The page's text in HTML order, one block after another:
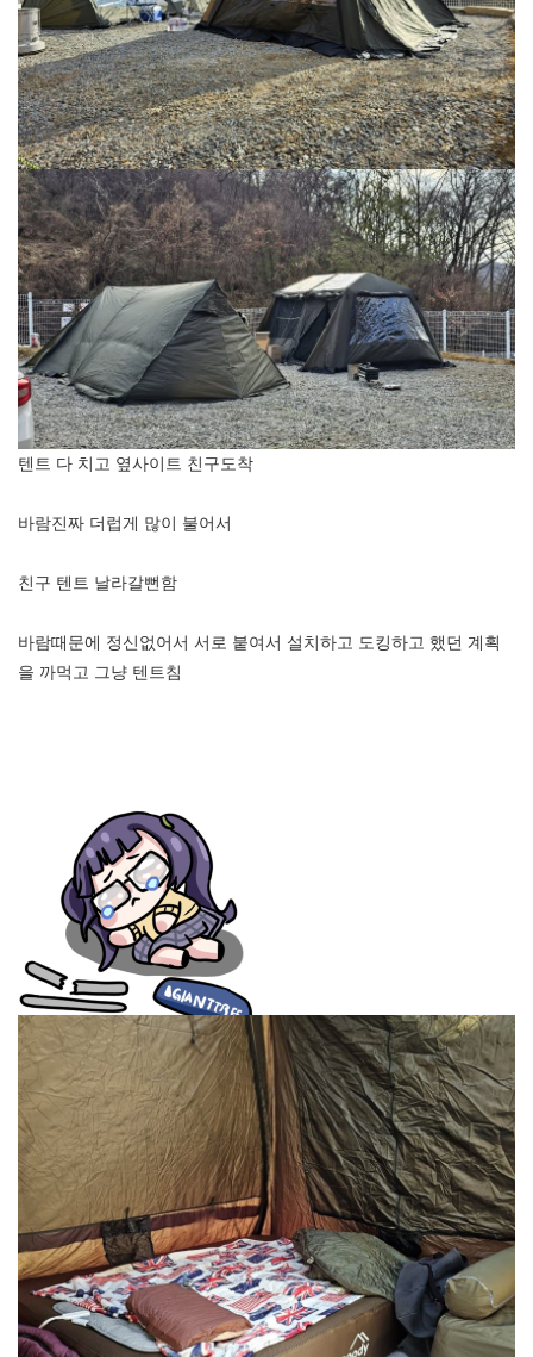
텐트 다 치고 옆사이트 친구도착
바람진짜 더럽게 많이 불어서
친구 텐트 날라갈뻔함
바람때문에 정신없어서 서로 붙여서 설치하고 도킹하고 했던 계획
을 까먹고 그냥 텐트침